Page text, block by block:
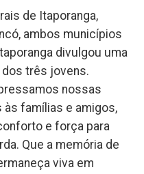
de Itaporanga,
ambos municípios
divulgou uma
três jovens.
nossas
famílias e amigos,
e força para
Que a memória de
viva em